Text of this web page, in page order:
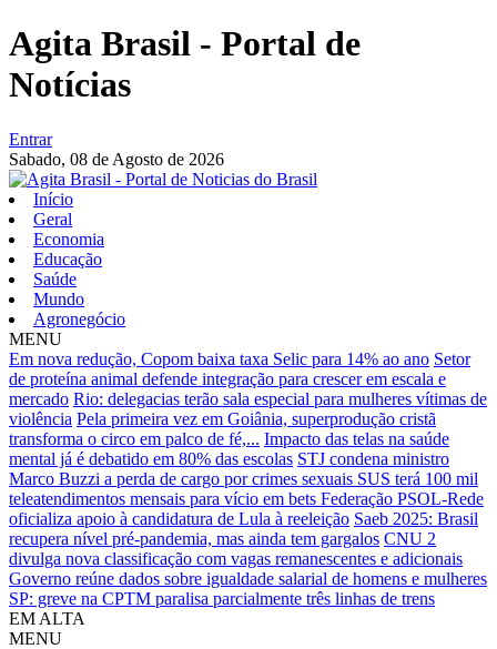
Agita Brasil - Portal de
Notícias
Entrar
Sabado, 08 de Agosto de 2026
Início
Geral
Economia
Educação
Saúde
Mundo
Agronegócio
MENU
Em nova redução, Copom baixa taxa Selic para 14% ao ano Setor
de proteína animal defende integração para crescer em escala e
mercado Rio: delegacias terão sala especial para mulheres vítimas de
violência Pela primeira vez em Goiânia, superprodução cristã
transforma o circo em palco de fé,... Impacto das telas na saúde
mental já é debatido em 80% das escolas STJ condena ministro
Marco Buzzi a perda de cargo por crimes sexuais SUS terá 100 mil
teleatendimentos mensais para vício em bets Federação PSOL-Rede
oficializa apoio à candidatura de Lula à reeleição Saeb 2025: Brasil
recupera nível pré-pandemia, mas ainda tem gargalos CNU 2
divulga nova classificação com vagas remanescentes e adicionais
Governo reúne dados sobre igualdade salarial de homens e mulheres
SP: greve na CPTM paralisa parcialmente três linhas de trens
EM ALTA
MENU